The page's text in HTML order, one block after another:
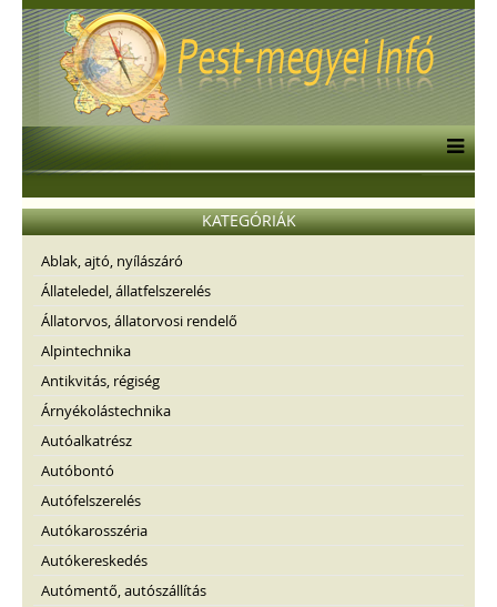
KATEGÓRIÁK
Ablak, ajtó, nyílászáró
Állateledel, állatfelszerelés
Állatorvos, állatorvosi rendelő
Alpintechnika
Antikvitás, régiség
Árnyékolástechnika
Autóalkatrész
Autóbontó
Autófelszerelés
Autókarosszéria
Autókereskedés
Autómentő, autószállítás